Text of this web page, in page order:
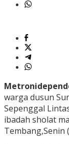
warga dusun
Sepenggal
ibadah sholat
Tembang,Senin